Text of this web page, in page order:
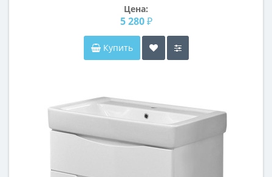
Цена:
5 280 ₽
Купить